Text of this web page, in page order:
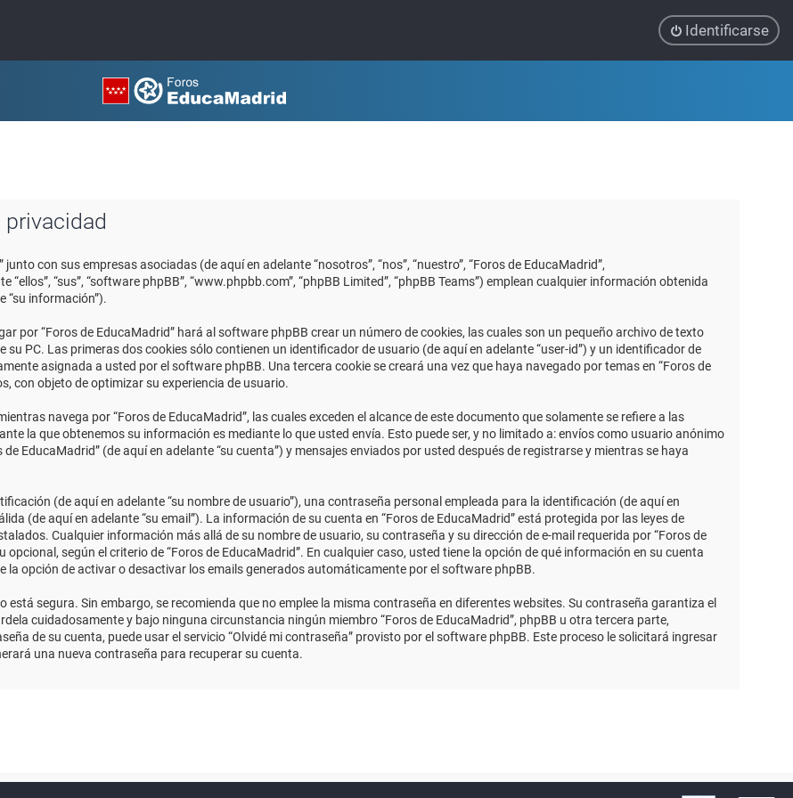
Identificarse
privacidad
con sus empresas asociadas (de aquí en adelante “nosotros”, “nos”, “nuestro”, “Foros de EducaMadrid”,
“sus”, “software phpBB”, “www.phpbb.com”, “phpBB Limited”, “phpBB Teams”) emplean cualquier información obtenida
“su información”).
por “Foros de EducaMadrid” hará al software phpBB crear un número de cookies, las cuales son un pequeño archivo de texto
PC. Las primeras dos cookies sólo contienen un identificador de usuario (de aquí en adelante “user-id”) y un identificador de
asignada a usted por el software phpBB. Una tercera cookie se creará una vez que haya navegado por temas en “Foros de
con objeto de optimizar su experiencia de usuario.
navega por “Foros de EducaMadrid”, las cuales exceden el alcance de este documento que solamente se refiere a las
la que obtenemos su información es mediante lo que usted envía. Esto puede ser, y no limitado a: envíos como usuario anónimo
EducaMadrid” (de aquí en adelante “su cuenta”) y mensajes enviados por usted después de registrarse y mientras se haya
(de aquí en adelante “su nombre de usuario”), una contraseña personal empleada para la identificación (de aquí en
(de aquí en adelante “su email”). La información de su cuenta en “Foros de EducaMadrid” está protegida por las leyes de
Cualquier información más allá de su nombre de usuario, su contraseña y su dirección de e-mail requerida por “Foros de
según el criterio de “Foros de EducaMadrid”. En cualquier caso, usted tiene la opción de qué información en su cuenta
la opción de activar o desactivar los emails generados automáticamente por el software phpBB.
segura. Sin embargo, se recomienda que no emplee la misma contraseña en diferentes websites. Su contraseña garantiza el
cuidadosamente y bajo ninguna circunstancia ningún miembro “Foros de EducaMadrid”, phpBB u otra tercera parte,
de su cuenta, puede usar el servicio “Olvidé mi contraseña” provisto por el software phpBB. Este proceso le solicitará ingresar
una nueva contraseña para recuperar su cuenta.